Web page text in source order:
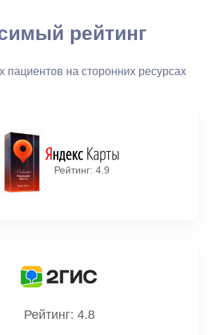
рейтинг
на сторонних ресурсах
Рейтинг: 4.9
Рейтинг: 4.8